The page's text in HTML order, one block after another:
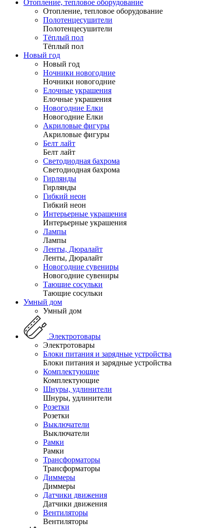
Отопление, тепловое оборудование
Отопление, тепловое оборудование
Полотенцесушители
Полотенцесушители
Тёплый пол
Тёплый пол
Новый год
Новый год
Ночники новогодние
Ночники новогодние
Елочные украшения
Елочные украшения
Новогодние Елки
Новогодние Елки
Акриловые фигуры
Акриловые фигуры
Белт лайт
Белт лайт
Светодиодная бахрома
Светодиодная бахрома
Гирлянды
Гирлянды
Гибкий неон
Гибкий неон
Интерьерные украшения
Интерьерные украшения
Лампы
Лампы
Ленты, Дюралайт
Ленты, Дюралайт
Новогодние сувениры
Новогодние сувениры
Тающие сосульки
Тающие сосульки
Умный дом
Умный дом
Электротовары
Электротовары
Блоки питания и зарядные устройства
Блоки питания и зарядные устройства
Комплектующие
Комплектующие
Шнуры, удлинители
Шнуры, удлинители
Розетки
Розетки
Выключатели
Выключатели
Рамки
Рамки
Трансформаторы
Трансформаторы
Диммеры
Диммеры
Датчики движения
Датчики движения
Вентиляторы
Вентиляторы